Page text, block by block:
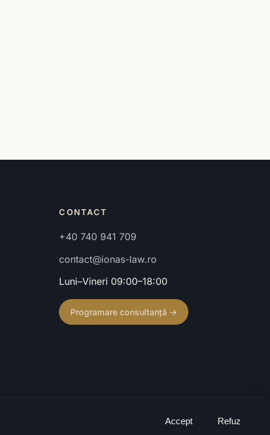
CONTACT
+40 740 941 709
contact@ionas-law.ro
Luni–Vineri 09:00–18:00
Programare consultanță →
Confidențialitate·Termeni ·Caută
Accept Refuz